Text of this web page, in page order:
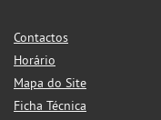
Contactos
Horário
Mapa do Site
Ficha Técnica